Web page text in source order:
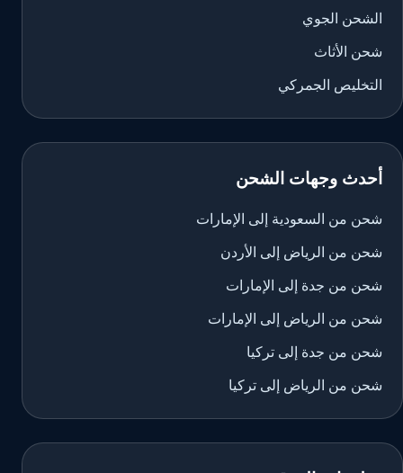
الشحن الجوي
شحن الأثاث
التخليص الجمركي
أحدث وجهات الشحن
شحن من السعودية إلى الإمارات
شحن من الرياض إلى الأردن
شحن من جدة إلى الإمارات
شحن من الرياض إلى الإمارات
شحن من جدة إلى تركيا
شحن من الرياض إلى تركيا